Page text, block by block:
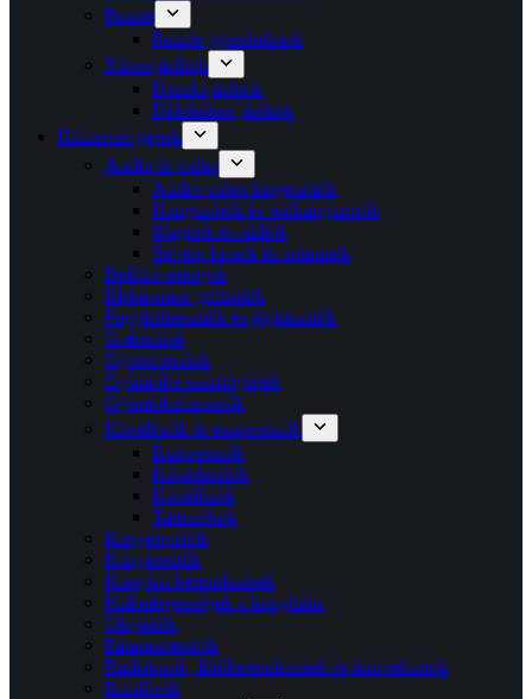
Puzzle
Puzzle gyerekeknek
Társasjátékok
Deszkajátékok
Didaktikus játékok
Háztartási gépek
Audio és video
Audio-video kiegészítők
Hangszórók és rúdhangszórók
Magnók és rádiók
Set-top boxok és antennák
Befőző edények
Elektromos grillsütők
Fagylaltkészítők és jégkészítők
Gofrisütők
Gyorsforralók
Gyümölcs szárítógépek
Gyümölcsfacsarók
Kávéfőzők és eszpresszók
Eszpresszók
Kávédarálók
Kávéfőzők
Tartozékok
Kenyérpirítók
Kenyérsütők
Konyhai berendezések
Különlegességek a konyhába
Olajsütők
Páramentesítők
Radiátorok, fűtőberendezések és konvektorok
Rizsfőzők